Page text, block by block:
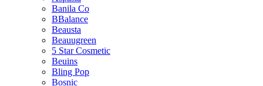
Banila Co
BBalance
Beausta
Beauugreen
5 Star Cosmetic
Beuins
Bling Pop
Bosnic